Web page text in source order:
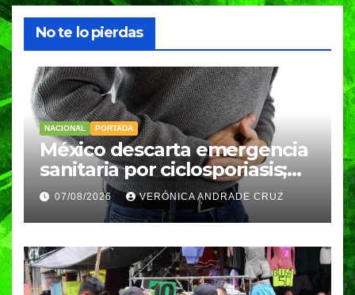
No te lo pierdas
NACIONAL PORTADA
México descarta emergencia
sanitaria por ciclosporiasis;
reportan 33 casos en dos
meses
07/08/2026 VERÓNICA ANDRADE CRUZ